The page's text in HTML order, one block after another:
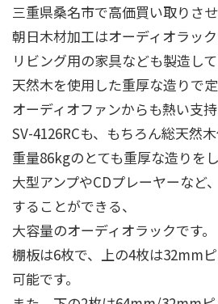
三重県桑名市で高価買い取りさ
朝日木材加工はオーディオラック
リビング用の家具なども製造して
天然木を使用した重厚な造りで定
オーディオファンからも熱い支持
SV-4126RCも、もちろん総天然木
重量86kgのとても重厚な造りをし
大型アンプやCDプレーヤーなど
することができる、
大容量のオーディオラックです。
棚板は6枚で、上の4枚は32mm
可能です。